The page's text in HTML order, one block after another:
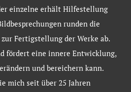
einzelne erhält Hilfestellung
runden die
Fertigstellung der Werke ab.
fördert eine innere Entwicklung,
und bereichern kann.
mich seit über 25 Jahren